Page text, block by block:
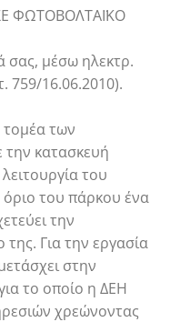
ΦΩΤΟΒΟΛΤΑΪΚΟ
σας, μέσω ηλεκτρ.
759/16.06.2010).
τομέα των
την κατασκευή
του
του πάρκου ένα
την
Για την εργασία
στην
το οποίο η ΔΕΗ
χρεώνοντας